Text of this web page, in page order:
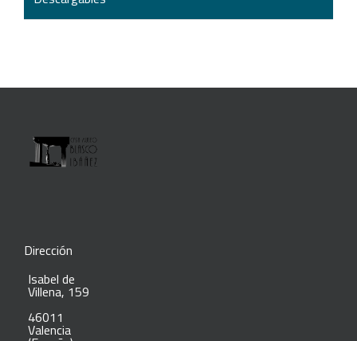
Dirección
Isabel de
Villena, 159
46011
Valencia